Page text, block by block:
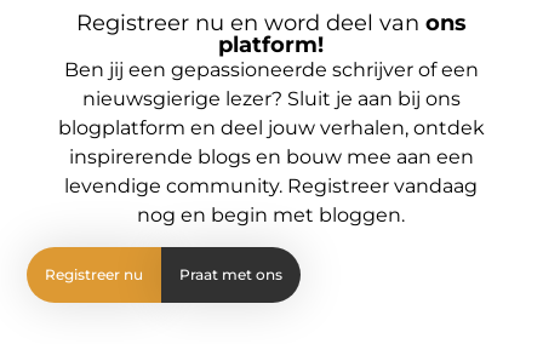
Registreer nu en word deel van ons
platform!
Ben jij een gepassioneerde schrijver of een
nieuwsgierige lezer? Sluit je aan bij ons
blogplatform en deel jouw verhalen, ontdek
inspirerende blogs en bouw mee aan een
levendige community. Registreer vandaag
nog en begin met bloggen.
Registreer nu Praat met ons